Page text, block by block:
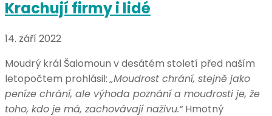
Krachují firmy i lidé
14. září 2022
Moudrý král Šalomoun v desátém století před naším
letopočtem prohlásil:„Moudrost chrání, stejně jako
peníze chrání, ale výhoda poznání a moudrosti je, že
toho, kdo je má, zachovávají naživu.“Hmotný